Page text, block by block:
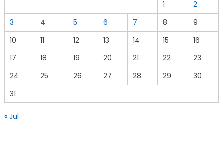
1
2
3
4 5 6 7 8
9
10
11 12 13 14 15
16
17
18 19 20 21 22
23
24
25 26 27 28 29
30
31
« Jul